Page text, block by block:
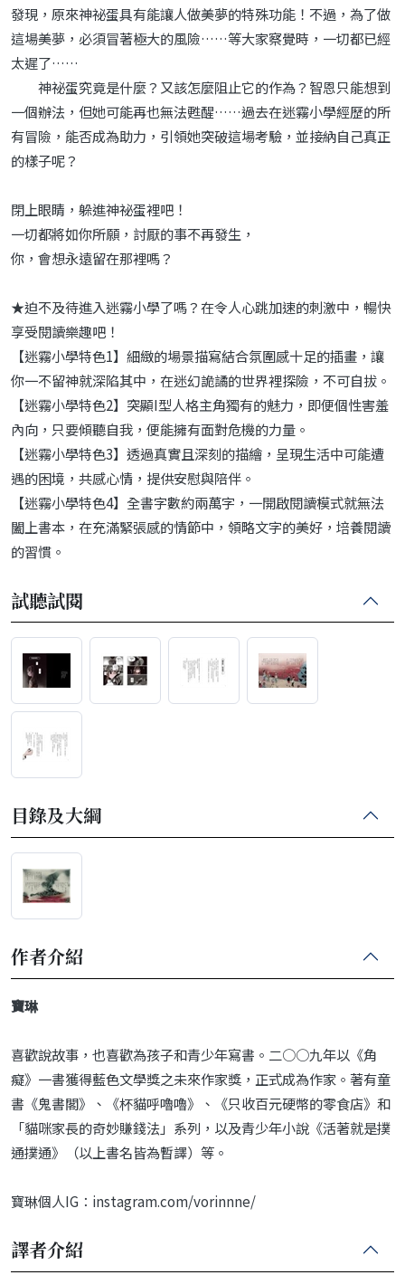
發現，原來神祕蛋具有能讓人做美夢的特殊功能！不過，為了做
這場美夢，必須冒著極大的風險……等大家察覺時，一切都已經
太遲了……
神祕蛋究竟是什麼？又該怎麼阻止它的作為？智恩只能想到
一個辦法，但她可能再也無法甦醒……過去在迷霧小學經歷的所
有冒險，能否成為助力，引領她突破這場考驗，並接納自己真正
的樣子呢？
閉上眼睛，躲進神祕蛋裡吧！
一切都將如你所願，討厭的事不再發生，
你，會想永遠留在那裡嗎？
★迫不及待進入迷霧小學了嗎？在令人心跳加速的刺激中，暢快
享受閱讀樂趣吧！
【迷霧小學特色1】細緻的場景描寫結合氛圍感十足的插畫，讓
你一不留神就深陷其中，在迷幻詭譎的世界裡探險，不可自拔。
【迷霧小學特色2】突顯I型人格主角獨有的魅力，即便個性害羞
內向，只要傾聽自我，便能擁有面對危機的力量。
【迷霧小學特色3】透過真實且深刻的描繪，呈現生活中可能遭
遇的困境，共感心情，提供安慰與陪伴。
【迷霧小學特色4】全書字數約兩萬字，一開啟閱讀模式就無法
闔上書本，在充滿緊張感的情節中，領略文字的美好，培養閱讀
的習慣。
試聽試閱
目錄及大綱
作者介紹
寶琳
喜歡說故事，也喜歡為孩子和青少年寫書。二○○九年以《角
癡》一書獲得藍色文學獎之未來作家獎，正式成為作家。著有童
書《鬼書閣》、《杯貓呼嚕嚕》、《只收百元硬幣的零食店》和
「貓咪家長的奇妙賺錢法」系列，以及青少年小說《活著就是撲
通撲通》（以上書名皆為暫譯）等。
寶琳個人IG：instagram.com/vorinnne/
譯者介紹